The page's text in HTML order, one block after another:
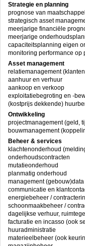
Strategie en planning
prognose van
strategisch asset
meerjarige financiële
meerjarige
capaciteitsplanning eigen
monitoring performance
Asset management
relatiemanagement
aanhuur en verhuur
aankoop en verkoop
exploitatiebegroting en -
(kostprijs dekkende)
Ontwikkeling
projectmanagement (geld,
bouwmanagement
Beheer & services
klachtenonderhoud
onderhoudscontracten
mutatieonderhoud
planmatig onderhoud
management
communicatie en
energiebeheer /
schoonmaakbeheer /
dagelijkse verhuur,
facturatie en incasso (ook
huuradministratie
materieelbeheer (ook